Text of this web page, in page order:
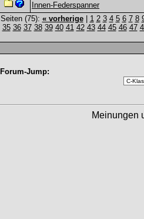
Innen-Federspanner
Seiten (75): « vorherige 1 2 3 4 5 6 7 8
35 36 37 38 39 40 41 42 43 44 45 46 47
Forum-Jump:
Meinungen